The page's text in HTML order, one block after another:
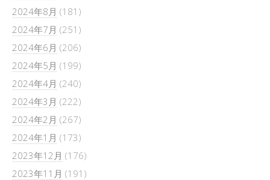
2024年8月 (181)
2024年7月 (251)
2024年6月 (206)
2024年5月 (199)
2024年4月 (240)
2024年3月 (222)
2024年2月 (267)
2024年1月 (173)
2023年12月 (176)
2023年11月 (191)